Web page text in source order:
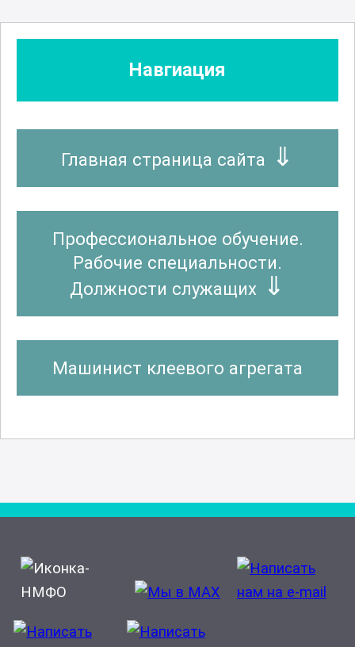
Навгиация
Главная страница сайта
Профессиональное обучение.
Рабочие специальности.
Должности служащих
Машинист клеевого агрегата